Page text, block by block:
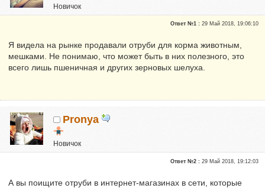
Новичок
Репутация:0
Ответ №1 :29 Май 2018, 19:06:10
Я видела на рынке продавали отруби для корма животным,
мешками. Не понимаю, что может быть в них полезного, это
всего лишь пшеничная и других зерновых шелуха.
Pronya
Новичок
Ответ №2 :29 Май 2018, 19:12:03
А вы поищите отруби в интернет-магазинах в сети, которые